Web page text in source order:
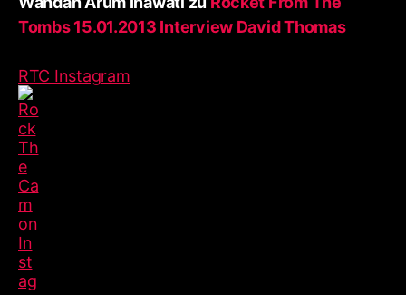
Tombs 15.01.2013 Interview David Thomas
RTC Instagram